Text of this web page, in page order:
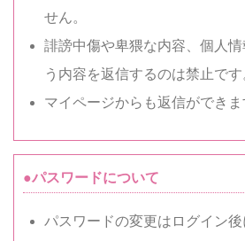
せん。
誹謗中傷や卑猥な内容、個人
う内容を返信するのは禁止です
マイページからも返信ができま
●パスワードについて
パスワードの変更はログイン